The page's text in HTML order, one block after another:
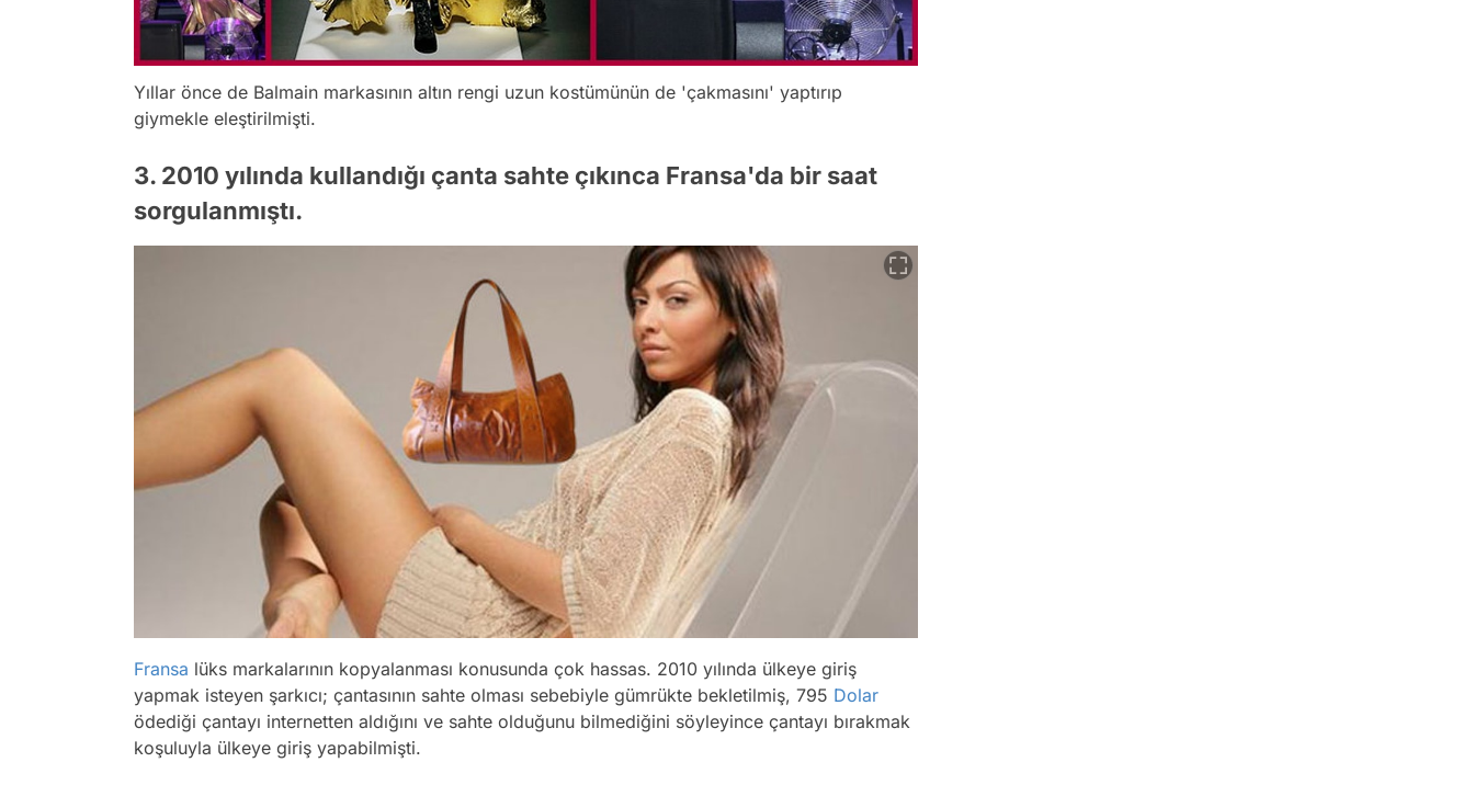
Yıllar önce de Balmain markasının altın rengi uzun kostümünün de 'çakmasını' yaptırıp
giymekle eleştirilmişti.
3. 2010 yılında kullandığı çanta sahte çıkınca Fransa'da bir saat
sorgulanmıştı.
Fransa lüks markalarının kopyalanması konusunda çok hassas. 2010 yılında ülkeye giriş
yapmak isteyen şarkıcı; çantasının sahte olması sebebiyle gümrükte bekletilmiş, 795 Dolar
ödediği çantayı internetten aldığını ve sahte olduğunu bilmediğini söyleyince çantayı bırakmak
koşuluyla ülkeye giriş yapabilmişti.